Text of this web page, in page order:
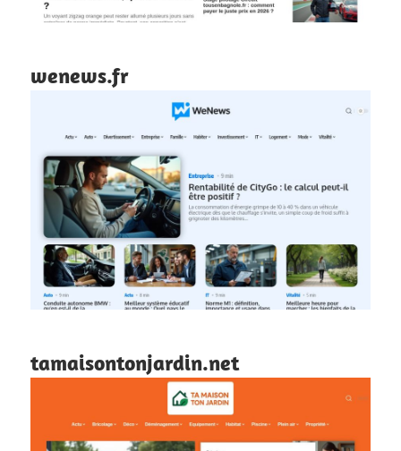
wenews.fr
tamaisontonjardin.net